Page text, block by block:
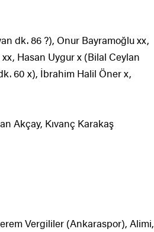
dk. 86 ?), Onur Bayramoğlu xx,
Hasan Uygur x (Bilal Ceylan
60 x), İbrahim Halil Öner x,
Akçay, Kıvanç Karakaş
Vergililer (Ankaraspor), Alimi,